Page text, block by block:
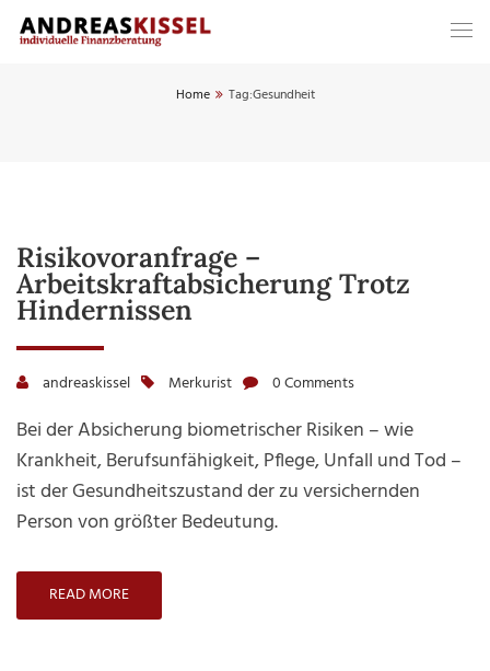
Home Tag:Gesundheit
Risikovoranfrage –
Arbeitskraftabsicherung Trotz
Hindernissen
andreaskissel Merkurist 0 Comments
Bei der Absicherung biometrischer Risiken – wie
Krankheit, Berufsunfähigkeit, Pflege, Unfall und Tod –
ist der Gesundheitszustand der zu versichernden
Person von größter Bedeutung.
READ MORE